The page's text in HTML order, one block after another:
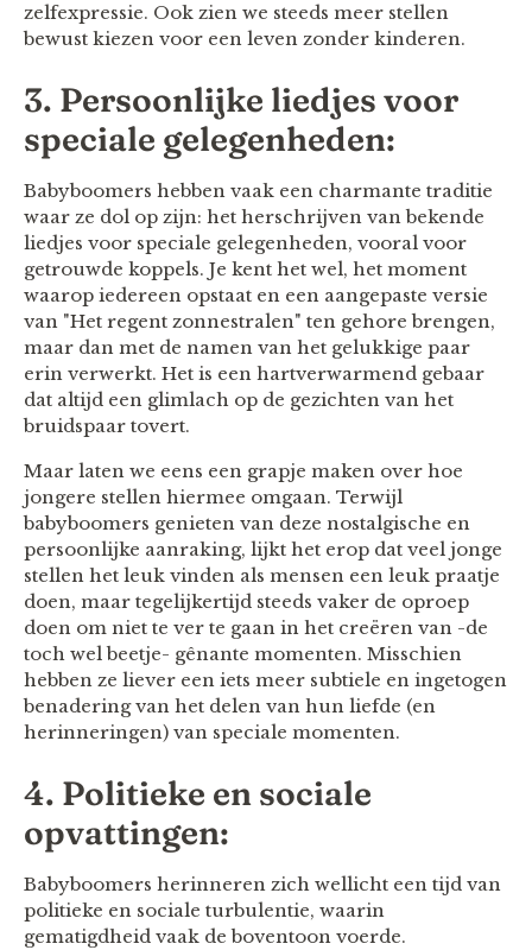
zelfexpressie. Ook zien we steeds meer stellen
bewust kiezen voor een leven zonder kinderen.
3. Persoonlijke liedjes voor
speciale gelegenheden:
Babyboomers hebben vaak een charmante traditie
waar ze dol op zijn: het herschrijven van bekende
liedjes voor speciale gelegenheden, vooral voor
getrouwde koppels. Je kent het wel, het moment
waarop iedereen opstaat ​​en een aangepaste versie
van "Het regent zonnestralen" ten gehore brengen,
maar dan met de namen van het gelukkige paar
erin verwerkt. Het is een hartverwarmend gebaar
dat altijd een glimlach op de gezichten van het
bruidspaar tovert.
Maar laten we eens een grapje maken over hoe
jongere stellen hiermee omgaan. Terwijl
babyboomers genieten van deze nostalgische en
persoonlijke aanraking, lijkt het erop dat veel jonge
stellen het leuk vinden als mensen een leuk praatje
doen, maar tegelijkertijd steeds vaker de oproep
doen om niet te ver te gaan in het creëren van -de
toch wel beetje- gênante momenten. Misschien
hebben ze liever een iets meer subtiele en ingetogen
benadering van het delen van hun liefde (en
herinneringen) van speciale momenten.
4. Politieke en sociale
opvattingen:
Babyboomers herinneren zich wellicht een tijd van
politieke en sociale turbulentie, waarin
gematigdheid vaak de boventoon voerde.